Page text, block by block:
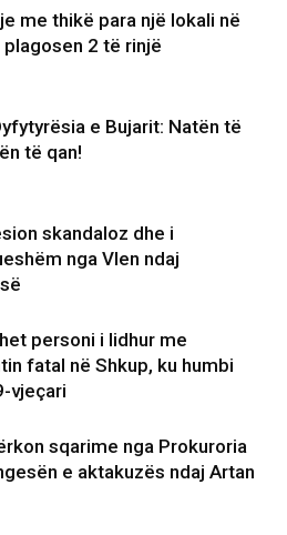
me thikë para një lokali në
2 të rinjë
e Bujarit: Natën të
të qan!
skandaloz dhe i
nga Vlen ndaj
personi i lidhur me
fatal në Shkup, ku humbi
vjeçari
sqarime nga Prokuroria
e aktakuzës ndaj Artan